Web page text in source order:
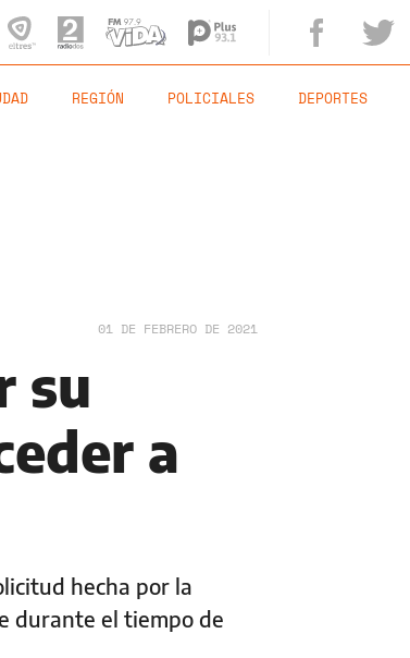
REGIÓN POLICIALES DEPORTES
01 DE FEBRERO DE 2021
su
a
hecha por la
durante el tiempo de